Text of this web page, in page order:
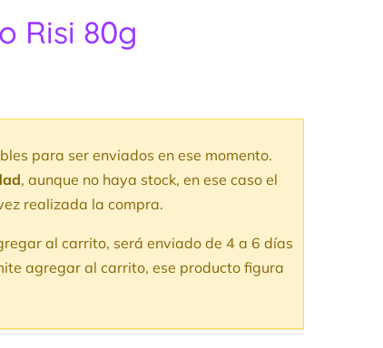
Risi 80g
para ser enviados en ese momento.
, aunque no haya stock, en ese caso el
realizada la compra.
al carrito, será enviado de 4 a 6 días
agregar al carrito, ese producto figura